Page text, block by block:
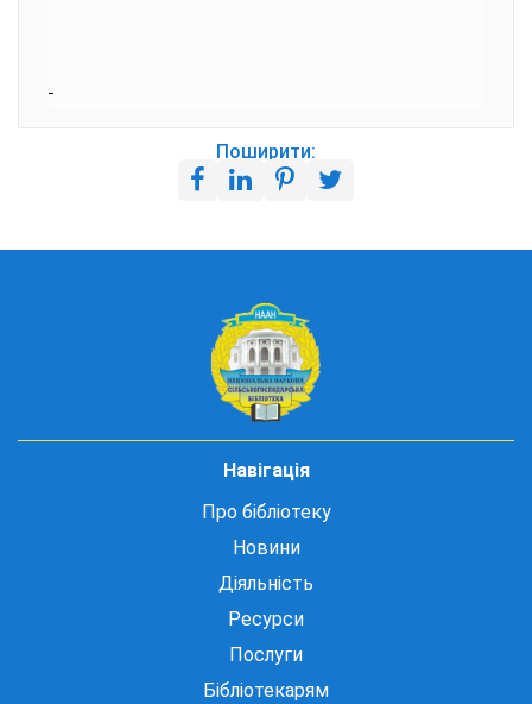
Поширити:
Навігація
Про бібліотеку
Новини
Діяльність
Ресурси
Послуги
Бібліотекарям